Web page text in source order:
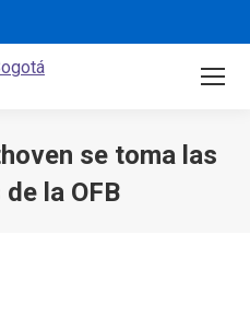
se toma las
la OFB